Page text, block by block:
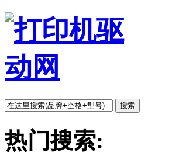
搜索
热门搜索: